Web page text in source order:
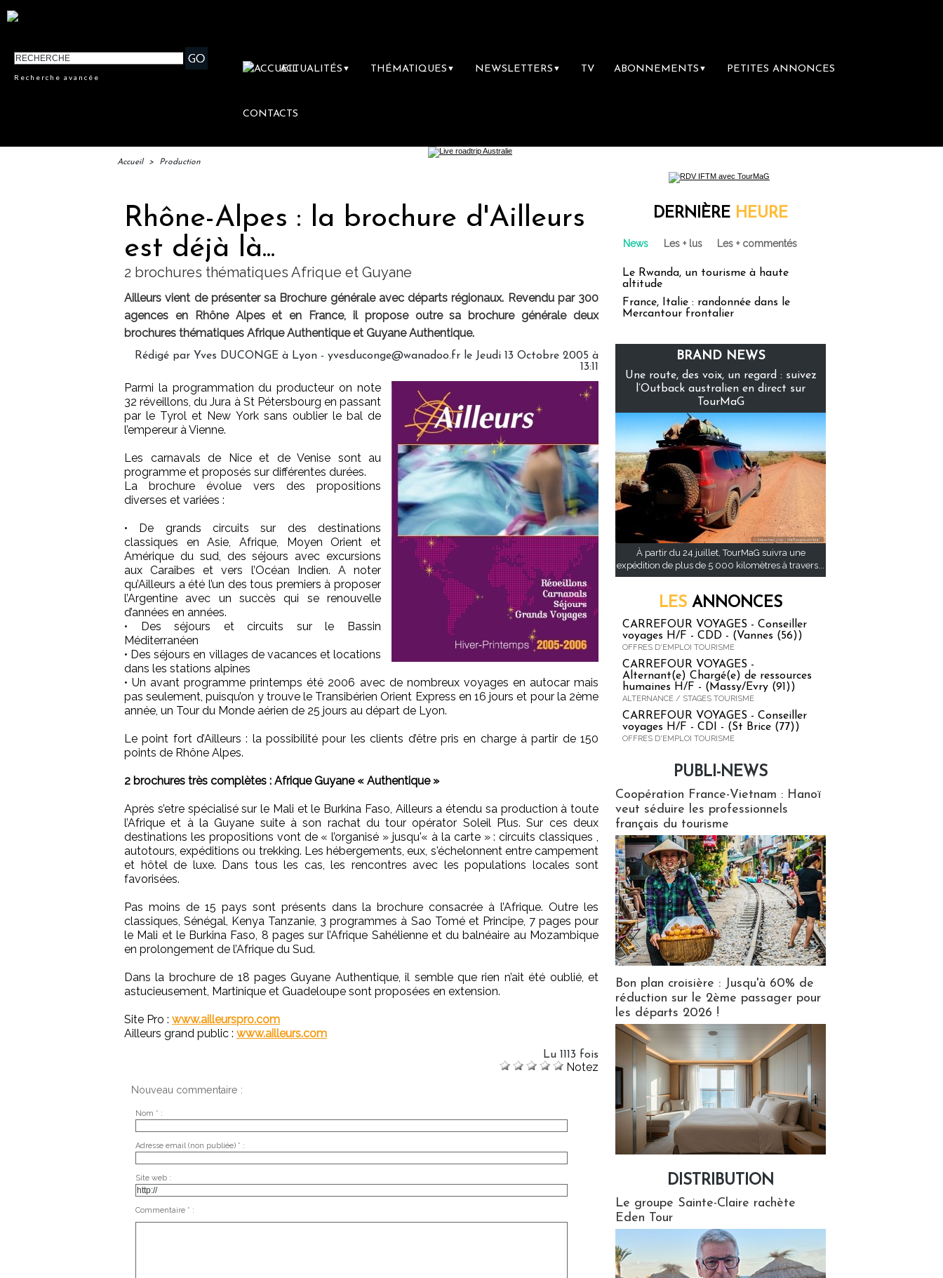
Recherche avancée
ACTUALITÉS ▼ THÉMATIQUES ▼ NEWSLETTERS ▼ TV ABONNEMENTS ▼ PETITES ANNONCES
CONTACTS
Accueil > Production
Rhône-Alpes : la brochure d'Ailleurs
est déjà là...
2 brochures thématiques Afrique et Guyane
Ailleurs vient de présenter sa Brochure générale avec départs régionaux. Revendu par 300
agences en Rhône Alpes et en France, il propose outre sa brochure générale deux
brochures thématiques Afrique Authentique et Guyane Authentique.
Rédigé par Yves DUCONGE à Lyon - yvesduconge@wanadoo.fr le Jeudi 13 Octobre 2005 à
13:11
Parmi la programmation du producteur on note
32 réveillons, du Jura à St Pétersbourg en passant
par le Tyrol et New York sans oublier le bal de
l’empereur à Vienne.
Les carnavals de Nice et de Venise sont au
programme et proposés sur différentes durées.
La brochure évolue vers des propositions
diverses et variées :
• De grands circuits sur des destinations
classiques en Asie, Afrique, Moyen Orient et
Amérique du sud, des séjours avec excursions
aux Caraibes et vers l’Océan Indien. A noter
qu’Ailleurs a été l’un des tous premiers à proposer
l’Argentine avec un succès qui se renouvelle
d’années en années.
• Des séjours et circuits sur le Bassin
Méditerranéen
• Des séjours en villages de vacances et locations
dans les stations alpines
• Un avant programme printemps été 2006 avec de nombreux voyages en autocar mais
pas seulement, puisqu’on y trouve le Transibérien Orient Express en 16 jours et pour la 2ème
année, un Tour du Monde aérien de 25 jours au départ de Lyon.
Le point fort d’Ailleurs : la possibilité pour les clients d’être pris en charge à partir de 150
points de Rhône Alpes.
2 brochures très complètes : Afrique Guyane « Authentique »
Après s’etre spécialisé sur le Mali et le Burkina Faso, Ailleurs a étendu sa production à toute
l’Afrique et à la Guyane suite à son rachat du tour opérator Soleil Plus. Sur ces deux
destinations les propositions vont de « l’organisé » jusqu'« à la carte » : circuits classiques ,
autotours, expéditions ou trekking. Les hébergements, eux, s'échelonnent entre campement
et hôtel de luxe. Dans tous les cas, les rencontres avec les populations locales sont
favorisées.
Pas moins de 15 pays sont présents dans la brochure consacrée à l’Afrique. Outre les
classiques, Sénégal, Kenya Tanzanie, 3 programmes à Sao Tomé et Principe, 7 pages pour
le Mali et le Burkina Faso, 8 pages sur l’Afrique Sahélienne et du balnéaire au Mozambique
en prolongement de l’Afrique du Sud.
Dans la brochure de 18 pages Guyane Authentique, il semble que rien n’ait été oublié, et
astucieusement, Martinique et Guadeloupe sont proposées en extension.
Site Pro : www.ailleurspro.com
Ailleurs grand public : www.ailleurs.com
Lu 1113 fois
Notez
Nouveau commentaire :
Nom * :
Adresse email (non publiée) * :
Site web :
Commentaire * :
DERNIÈRE HEURE
News Les + lus Les + commentés
Le Rwanda, un tourisme à haute
altitude
France, Italie : randonnée dans le
Mercantour frontalier
BRAND NEWS
Une route, des voix, un regard : suivez
l’Outback australien en direct sur
TourMaG
À partir du 24 juillet, TourMaG suivra une
expédition de plus de 5 000 kilomètres à travers...
LES ANNONCES
CARREFOUR VOYAGES - Conseiller
voyages H/F - CDD - (Vannes (56))
OFFRES D'EMPLOI TOURISME
CARREFOUR VOYAGES -
Alternant(e) Chargé(e) de ressources
humaines H/F - (Massy/Evry (91))
ALTERNANCE / STAGES TOURISME
CARREFOUR VOYAGES - Conseiller
voyages H/F - CDI - (St Brice (77))
OFFRES D'EMPLOI TOURISME
PUBLI-NEWS
Coopération France-Vietnam : Hanoï
veut séduire les professionnels
français du tourisme
Bon plan croisière : Jusqu'à 60% de
réduction sur le 2ème passager pour
les départs 2026 !
DISTRIBUTION
Le groupe Sainte-Claire rachète
Eden Tour